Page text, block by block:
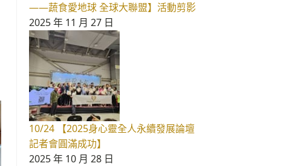
——蔬食愛地球 全球大聯盟】活動剪影
2025 年 11 月 27 日
10/24 【2025身心靈全人永續發展論壇
記者會圓滿成功】
2025 年 10 月 28 日